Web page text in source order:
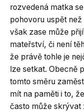
rozvedená matka
pohovoru uspět
však zase může
mateřství, či není
že právě tohle je
lze setkat. Obecně
tomto směru
mít na paměti i to,
často může skrývat